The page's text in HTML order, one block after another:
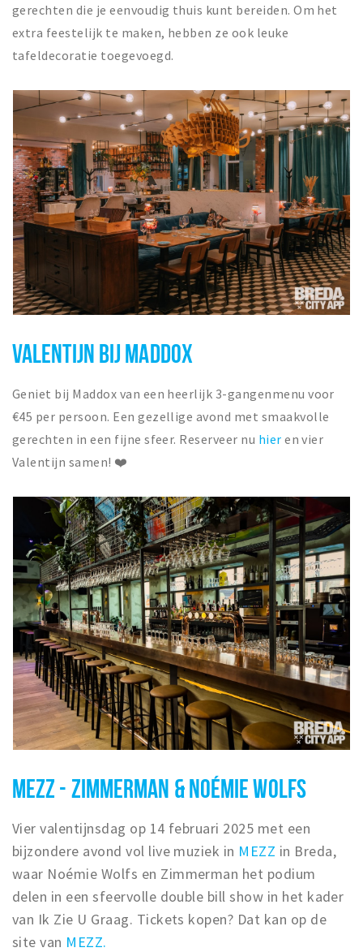
gerechten die je eenvoudig thuis kunt bereiden. Om het
extra feestelijk te maken, hebben ze ook leuke
tafeldecoratie toegevoegd.
VALENTIJN BIJ MADDOX
Geniet bij Maddox van een heerlijk 3-gangenmenu voor
€45 per persoon. Een gezellige avond met smaakvolle
gerechten in een fijne sfeer. Reserveer nu hier en vier
Valentijn samen! ❤️
MEZZ - ZIMMERMAN & NOÉMIE WOLFS
Vier valentijnsdag op 14 februari 2025 met een
bijzondere avond vol live muziek in MEZZ in Breda,
waar Noémie Wolfs en Zimmerman het podium
delen in een sfeervolle double bill show in het kader
van Ik Zie U Graag. Tickets kopen? Dat kan op de
site van MEZZ.